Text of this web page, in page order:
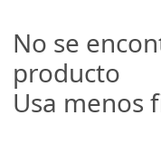
No se
producto
Usa menos